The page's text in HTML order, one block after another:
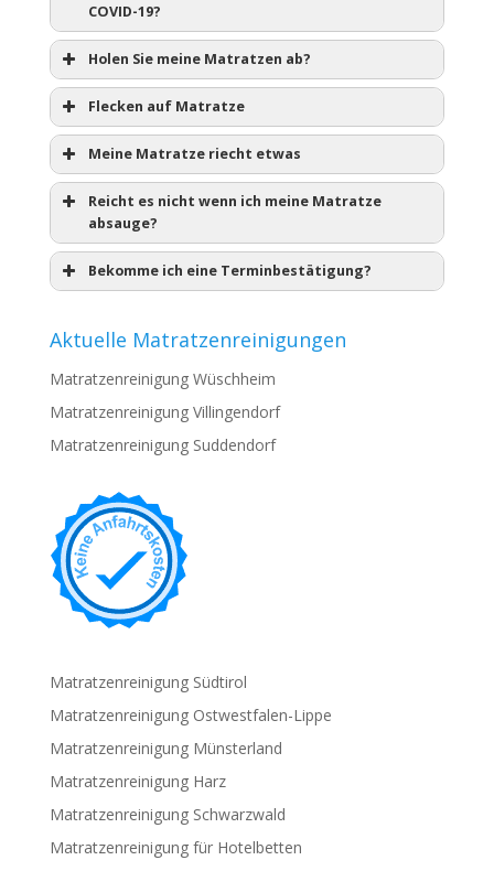
COVID-19?
Holen Sie meine Matratzen ab?
Flecken auf Matratze
Meine Matratze riecht etwas
Reicht es nicht wenn ich meine Matratze
absauge?
Bekomme ich eine Terminbestätigung?
Aktuelle Matratzenreinigungen
Matratzenreinigung Wüschheim
Matratzenreinigung Villingendorf
Matratzenreinigung Suddendorf
Matratzenreinigung Südtirol
Matratzenreinigung Ostwestfalen-Lippe
Matratzenreinigung Münsterland
Matratzenreinigung Harz
Matratzenreinigung Schwarzwald
Matratzenreinigung für Hotelbetten